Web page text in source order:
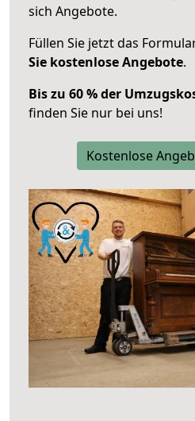
sich Angebote.
Füllen Sie jetzt das
Sie kostenlose Angebote.
Bis zu 60 % der
finden Sie nur bei uns!
Kostenlose